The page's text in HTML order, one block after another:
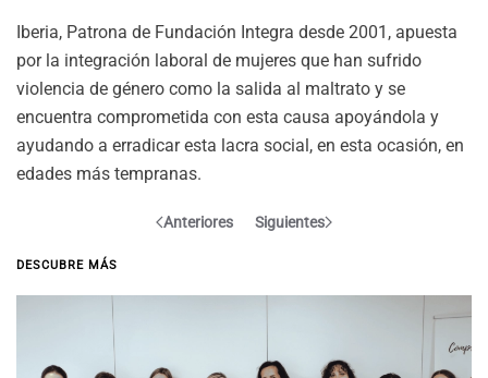
Iberia, Patrona de Fundación Integra desde 2001, apuesta
por la integración laboral de mujeres que han sufrido
violencia de género como la salida al maltrato y se
encuentra comprometida con esta causa apoyándola y
ayudando a erradicar esta lacra social, en esta ocasión, en
edades más tempranas.
Anteriores Siguientes
DESCUBRE MÁS